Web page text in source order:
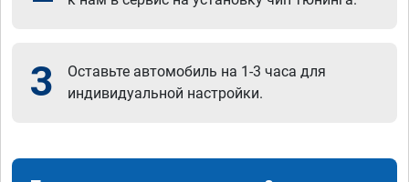
3
Оставьте автомобиль на 1-3 часа для
индивидуальной настройки.